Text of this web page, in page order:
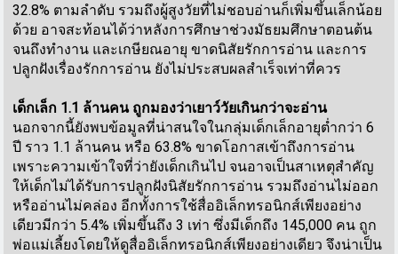
32.8% ตามลำดับ รวมถึงผู้สูงวัยที่ไม่ชอบอ่านก็เพิ่มขึ้นเล็กน้อย
ด้วย อาจสะท้อนได้ว่าหลังการศึกษาช่วงมัธยมศึกษาตอนต้น
จนถึงทำงาน และเกษียณอายุ ขาดนิสัยรักการอ่าน และการ
ปลูกฝังเรื่องรักการอ่าน ยังไม่ประสบผลสำเร็จเท่าที่ควร
เด็กเล็ก 1.1 ล้านคน ถูกมองว่าเยาว์วัยเกินกว่าจะอ่าน
นอกจากนี้ยังพบข้อมูลที่น่าสนใจในกลุ่มเด็กเล็กอายุต่ำกว่า 6
ปี ราว 1.1 ล้านคน หรือ 63.8% ขาดโอกาสเข้าถึงการอ่าน
เพราะความเข้าใจที่ว่ายังเด็กเกินไป จนอาจเป็นสาเหตุสำคัญ
ให้เด็กไม่ได้รับการปลูกฝังนิสัยรักการอ่าน รวมถึงอ่านไม่ออก
หรืออ่านไม่คล่อง อีกทั้งการใช้สื่ออิเล็กทรอนิกส์เพียงอย่าง
เดียวมีกว่า 5.4% เพิ่มขึ้นถึง 3 เท่า ซึ่งมีเด็กถึง 145,000 คน ถูก
พ่อแม่เลี้ยงโดยให้ดูสื่ออิเล็กทรอนิกส์เพียงอย่างเดียว จึงน่าเป็น